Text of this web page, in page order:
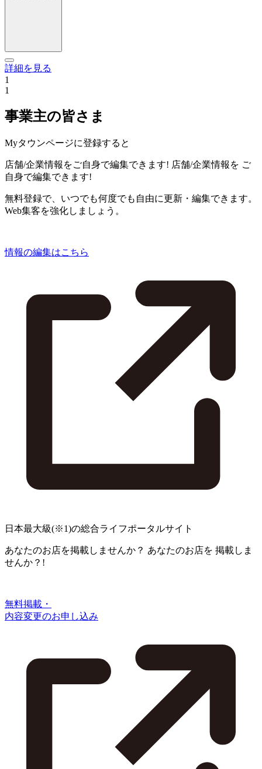
詳細を見る
1
1
事業主の皆さま
Myタウンページに登録すると
店舗/企業情報をご自身で編集できます! 店舗/企業情報を ご
自身で編集できます!
無料登録で、いつでも何度でも自由に更新・編集できます。
Web集客を強化しましょう。
情報の編集はこちら
日本最大級(※1)の総合ライフポータルサイト
あなたのお店を掲載しませんか？ あなたのお店を 掲載しま
せんか？!
無料掲載・
内容変更のお申し込み